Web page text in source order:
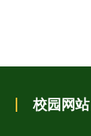
校园网站